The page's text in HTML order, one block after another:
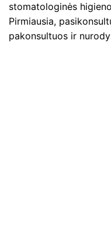
stomatologinės
Pirmiausia,
pakonsultuos ir